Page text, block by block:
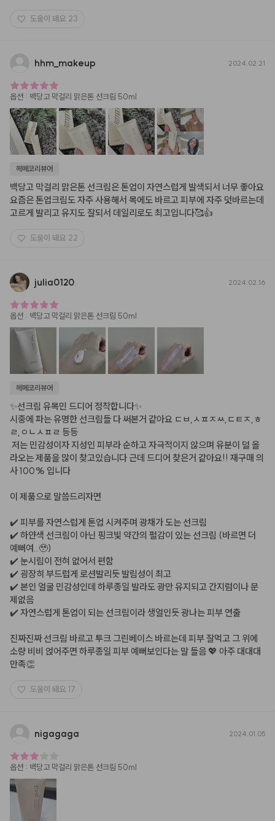
도움이 돼요 23
hhm makeup 2024.02.21
옵션 : 백당고 막걸리 맑은톤 선크림 50ml
헤메코리뷰어
백당고 막걸리 맑은톤 선크림은 톤업이 자연스럽게 발색되서 너무 좋아요
요즘은 톤업크림도 자주 사용해서 목에도 바르고 피부에 자주 덧바르는데
고르게 발리고 유지도 잘되서 데일리로도 최고입니다🥰👍
도움이 돼요 22
julia0120 2024.02.16
옵션 : 백당고 막걸리 맑은톤 선크림 50ml
헤메코리뷰어
✨선크림 유목민 드디어 정착합니다✨
시중에 파는 유명한 선크림들 다 써본거 같아요 ㄷㅂ,ㅅㅍㅈㅆ,ㄷㅌㅈ,ㅎ
ㄹ,ㅇㄴㅅㅍㄹ 등등
라오는 제품을 많이 찾고있습니다 근데 드디어 찾은거 같아요!! 재구매 의
사 100% 입니다
이 제품으로 말씀드리자면
✔️ 피부를 자연스럽게 톤업 시켜주며 광채가 도는 선크림
✔️ 하얀색 선크림이 아닌 핑크빛 약간의 펄감이 있는 선크림 (바르면 더
예뻐여..🥹)
✔️ 눈시림이 전혀 없어서 편함
✔️ 굉장히 부드럽게 로션발리듯 발림성이 최고
✔️ 본인 얼굴 민감성인데 하루종일 발라도 광만 유지되고 간지럼이나 문
제없음
✔️ 자연스럽게 톤업이 되는 선크림이라 생얼인듯 광나는 피부 연출
진짜진짜 선크림 바르고 투크 그린베이스 바르는데 피부 잘먹고 그 위에
소량 비비 얹어주면 하루종일 피부 예뻐보인다는 말 들음 💖 아주 대대대
만족👏
도움이 돼요 17
nigagaga 2024.01.05
옵션 : 백당고 막걸리 맑은톤 선크림 50ml